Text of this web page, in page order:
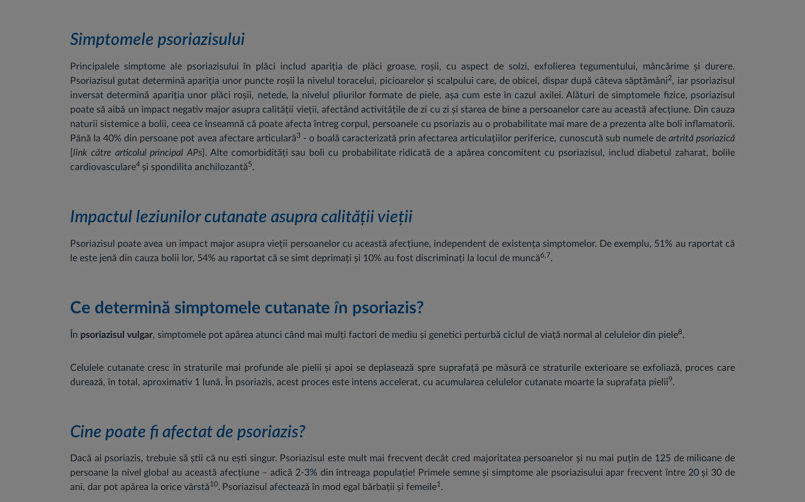
Simptomele psoriazisului
Principalele simptome ale psoriazisului în plăci includ apariția de plăci groase, roșii, cu aspect de solzi, exfolierea tegumentului, mâncărime și durere.
Psoriazisul gutat determină apariția unor puncte roșii la nivelul toracelui, picioarelor și scalpului care, de obicei, dispar după câteva săptămâni2, iar psoriazisul
inversat determină apariția unor plăci roșii, netede, la nivelul pliurilor formate de piele, așa cum este în cazul axilei. Alături de simptomele fizice, psoriazisul
poate să aibă un impact negativ major asupra calității vieții, afectând activitățile de zi cu zi și starea de bine a persoanelor care au această afecțiune. Din cauza
naturii sistemice a bolii, ceea ce înseamnă că poate afecta întreg corpul, persoanele cu psoriazis au o probabilitate mai mare de a prezenta alte boli inflamatorii.
Până la 40% din persoane pot avea afectare articulară3- o boală caracterizată prin afectarea articulațiilor periferice, cunoscută sub numele de artrită psoriazică
link către articolul principal APs ]. Alte comorbidități sau boli cu probabilitate ridicată de a apărea concomitent cu psoriazisul, includ diabetul zaharat, bolile
cardiovasculare4 și spondilita anchilozantă5.
Impactul leziunilor cutanate asupra calității vieții
Psoriazisul poate avea un impact major asupra vieții persoanelor cu această afecțiune, independent de existența simptomelor. De exemplu, 51% au raportat că
le este jenă din cauza bolii lor, 54% au raportat că se simt deprimați și 10% au fost discriminați la locul de muncă6,7.
Ce determină simptomele cutanate în psoriazis?
În psoriazisul vulgar, simptomele pot apărea atunci când mai mulți factori de mediu și genetici perturbă ciclul de viață normal al celulelor din piele8.
Celulele cutanate cresc în straturile mai profunde ale pielii și apoi se deplasează spre suprafață pe măsură ce straturile exterioare se exfoliază, proces care
durează, în total, aproximativ 1 lună. În psoriazis, acest proces este intens accelerat, cu acumularea celulelor cutanate moarte la suprafața pielii9.
Cine poate fi afectat de psoriazis?
Dacă ai psoriazis, trebuie să știi că nu ești singur. Psoriazisul este mult mai frecvent decât cred majoritatea persoanelor și nu mai puțin de 125 de milioane de
persoane la nivel global au această afecțiune – adică 2-3% din întreaga populație! Primele semne și simptome ale psoriazisului apar frecvent între 20 și 30 de
ani, dar pot apărea la orice vârstă10. Psoriazisul afectează în mod egal bărbații și femeile1.